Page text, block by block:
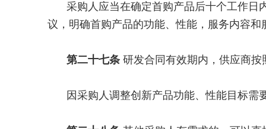
采购人应当在确定首购产品后十个工作日
议，明确首购产品的功能、性能，服务内容
第二十七条 研发合同有效期内，供应商
因采购人调整创新产品功能、性能目标